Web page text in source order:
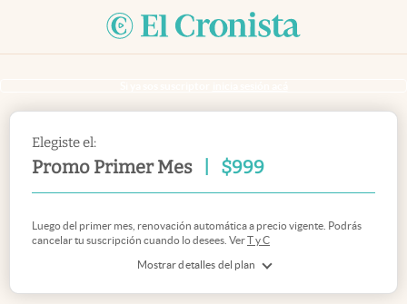
Elegiste el:
Promo Primer Mes $999
Mostrar detalles del plan
Luego del primer mes, renovación automática a precio vigente. Podrás
cancelar tu suscripción cuando lo desees. VerT y C